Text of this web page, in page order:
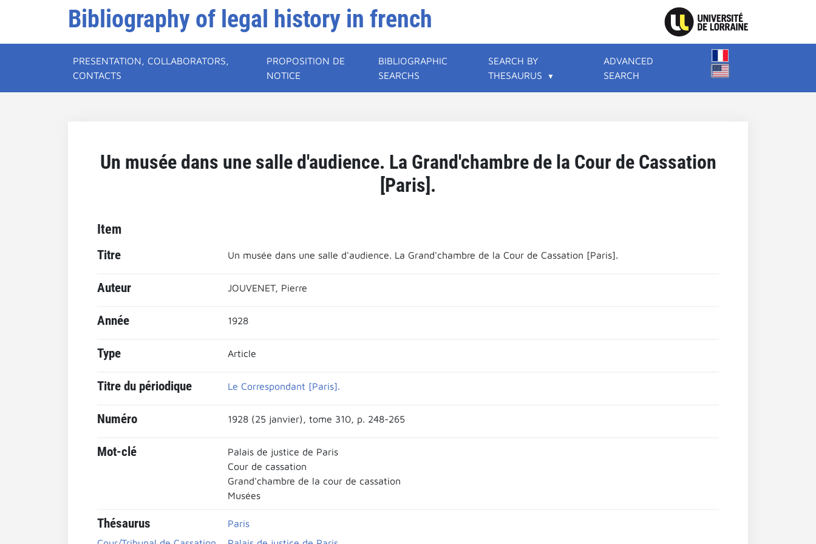
Bibliography of legal history in french
PRESENTATION, COLLABORATORS,
CONTACTS
PROPOSITION DE
NOTICE
BIBLIOGRAPHIC
SEARCHS
SEARCH BY
THESAURUS
ADVANCED
SEARCH
Un musée dans une salle d'audience. La Grand'chambre de la Cour de Cassation
[Paris].
Item
Titre Un musée dans une salle d'audience. La Grand'chambre de la Cour de Cassation [Paris].
Auteur JOUVENET, Pierre
Année 1928
Type Article
Titre du périodique Le Correspondant [Paris].
Numéro 1928 (25 janvier), tome 310, p. 248-265
Mot-clé
Palais de justice de Paris
Cour de cassation
Grand'chambre de la cour de cassation
Musées
Thésaurus
Paris